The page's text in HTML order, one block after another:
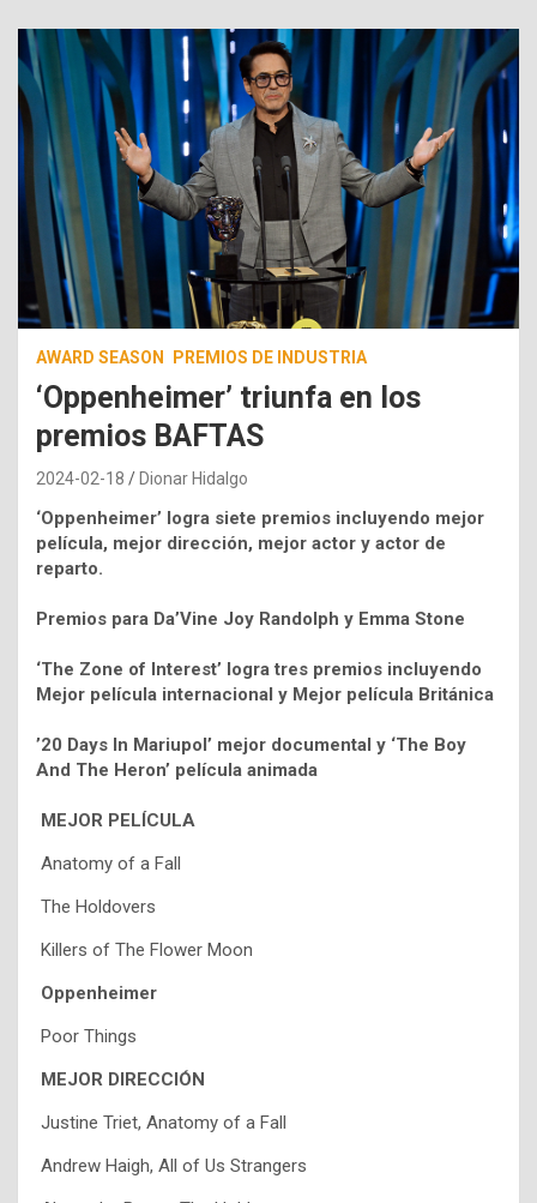
AWARD SEASON PREMIOS DE INDUSTRIA
‘Oppenheimer’ triunfa en los
premios BAFTAS
2024-02-18 Dionar Hidalgo
‘Oppenheimer’ logra siete premios incluyendo mejor
película, mejor dirección, mejor actor y actor de
reparto.
Premios para Da’Vine Joy Randolph y Emma Stone
‘The Zone of Interest’ logra tres premios incluyendo
Mejor película internacional y Mejor película Británica
’20 Days In Mariupol’ mejor documental y ‘The Boy
And The Heron’ película animada
MEJOR PELÍCULA
Anatomy of a Fall
The Holdovers
Killers of The Flower Moon
Oppenheimer
Poor Things
MEJOR DIRECCIÓN
Justine Triet, Anatomy of a Fall
Andrew Haigh, All of Us Strangers